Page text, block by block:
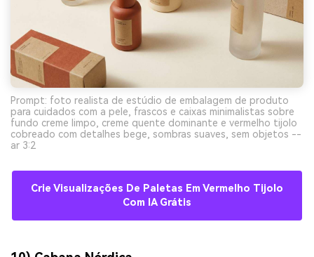
Prompt: foto realista de estúdio de embalagem de produto
para cuidados com a pele, frascos e caixas minimalistas sobre
fundo creme limpo, creme quente dominante e vermelho tijolo
cobreado com detalhes bege, sombras suaves, sem objetos --
ar 3:2
Crie Visualizações De Paletas Em Vermelho Tijolo
Com IA Grátis